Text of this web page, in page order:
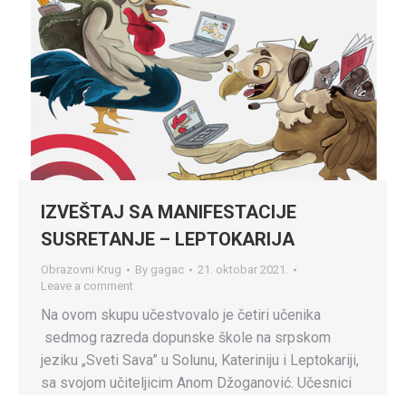
IZVEŠTAJ SA MANIFESTACIJE
SUSRETANJE – LEPTOKARIJA
Obrazovni Krug By gagac
21. oktobar 2021.
Leave a comment
Na ovom skupu učestvovalo je četiri učenika
sedmog razreda dopunske škole na srpskom
jeziku „Sveti Sava” u Solunu, Kateriniju i Leptokariji,
sa svojom učiteljicim Anom Džoganović. Učesnici